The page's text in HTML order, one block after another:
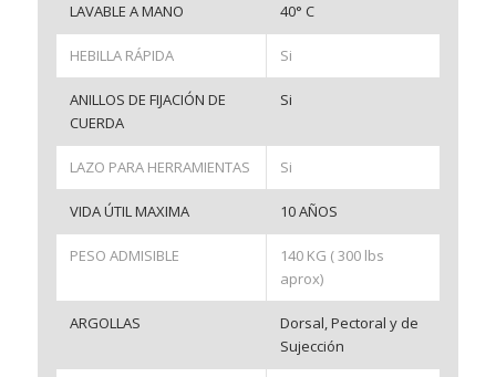
LAVABLE A MANO 40° C
HEBILLA RÁPIDA Si
ANILLOS DE FIJACIÓN DE
CUERDA
Si
LAZO PARA HERRAMIENTAS Si
VIDA ÚTIL MAXIMA 10 AÑOS
PESO ADMISIBLE
140 KG ( 300 lbs
aprox)
ARGOLLAS
Dorsal, Pectoral y de
Sujección